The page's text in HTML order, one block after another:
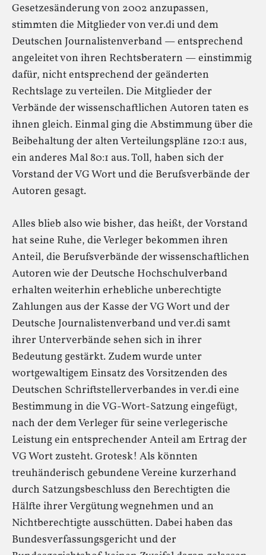
Gesetzesänderung von 2002 anzupassen,
stimmten die Mitglieder von ver.di und dem
Deutschen Journalistenverband — entsprechend
angeleitet von ihren Rechtsberatern — einstimmig
dafür, nicht entsprechend der geänderten
Rechtslage zu verteilen. Die Mitglieder der
Verbände der wissenschaftlichen Autoren taten es
ihnen gleich. Einmal ging die Abstimmung über die
Beibehaltung der alten Verteilungspläne 120:1 aus,
ein anderes Mal 80:1 aus. Toll, haben sich der
Vorstand der VG Wort und die Berufsverbände der
Autoren gesagt.
Alles blieb also wie bisher, das heißt, der Vorstand
hat seine Ruhe, die Verleger bekommen ihren
Anteil, die Berufsverbände der wissenschaftlichen
Autoren wie der Deutsche Hochschulverband
erhalten weiterhin erhebliche unberechtigte
Zahlungen aus der Kasse der VG Wort und der
Deutsche Journalistenverband und ver.di samt
ihrer Unterverbände sehen sich in ihrer
Bedeutung gestärkt. Zudem wurde unter
wortgewaltigem Einsatz des Vorsitzenden des
Deutschen Schriftstellerverbandes in ver.di eine
Bestimmung in die VG-Wort-Satzung eingefügt,
nach der dem Verleger für seine verlegerische
Leistung ein entsprechender Anteil am Ertrag der
VG Wort zusteht. Grotesk! Als könnten
treuhänderisch gebundene Vereine kurzerhand
durch Satzungsbeschluss den Berechtigten die
Hälfte ihrer Vergütung wegnehmen und an
Nichtberechtigte ausschütten. Dabei haben das
Bundesverfassungsgericht und der